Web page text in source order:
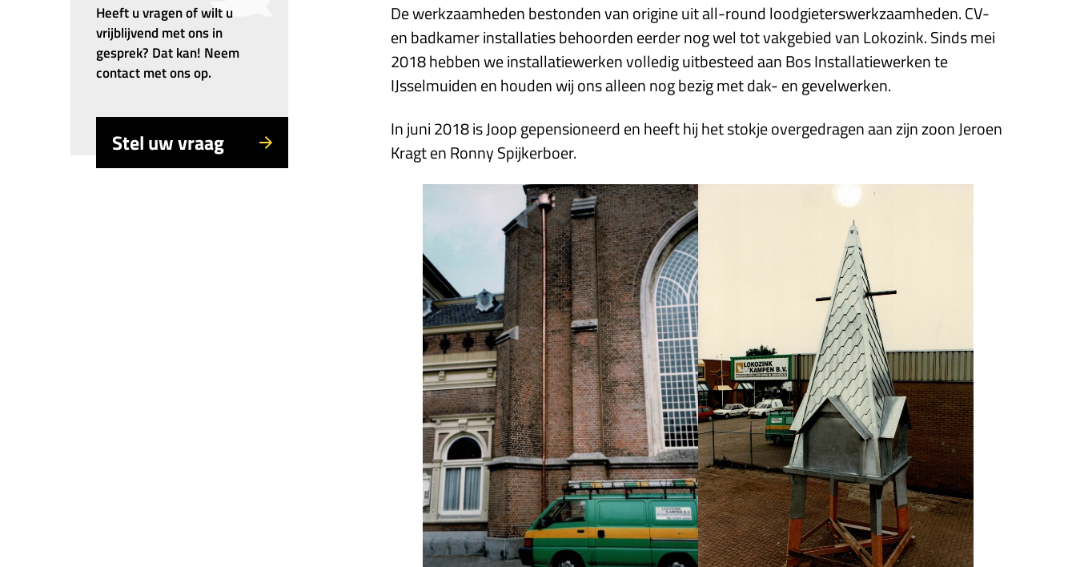
Heeft u vragen of wilt u
vrijblijvend met ons in
gesprek? Dat kan! Neem
contact met ons op.
Stel uw vraag
De werkzaamheden bestonden van origine uit all-round loodgieterswerkzaamheden. CV-
en badkamer installaties behoorden eerder nog wel tot vakgebied van Lokozink. Sinds mei
2018 hebben we installatiewerken volledig uitbesteed aan Bos Installatiewerken te
IJsselmuiden en houden wij ons alleen nog bezig met dak- en gevelwerken.
In juni 2018 is Joop gepensioneerd en heeft hij het stokje overgedragen aan zijn zoon Jeroen
Kragt en Ronny Spijkerboer.